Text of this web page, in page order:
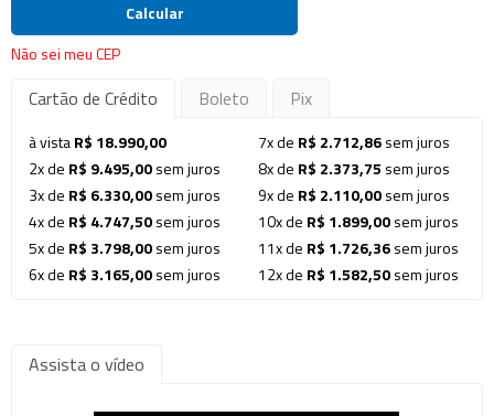
Calcular
Não sei meu CEP
Cartão de Crédito Boleto Pix
à vistaR$ 18.990,00
2x de R$ 9.495,00sem juros
3x de R$ 6.330,00sem juros
4x de R$ 4.747,50sem juros
5x de R$ 3.798,00sem juros
6x de R$ 3.165,00sem juros
7x de R$ 2.712,86sem juros
8x de R$ 2.373,75 sem juros
9x de R$ 2.110,00sem juros
10x de R$ 1.899,00sem juros
11x de R$ 1.726,36sem juros
12x de R$ 1.582,50sem juros
Assista o vídeo